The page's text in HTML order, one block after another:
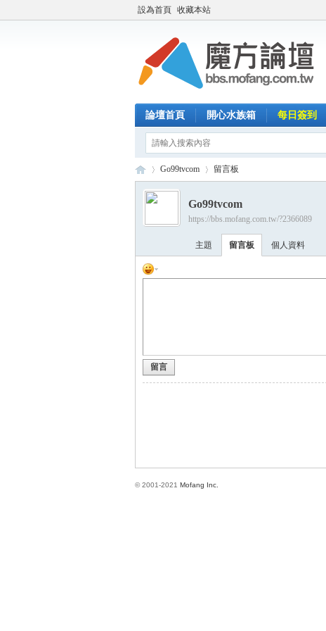
設為首頁 收藏本站
論壇首頁 開心水族箱 每日簽到
›
Go99tvcom 留言板
Go99tvcom
https://bbs.mofang.com.tw/?2366089
主題 留言板 個人資料
留言
© 2001-2021 Mofang Inc.